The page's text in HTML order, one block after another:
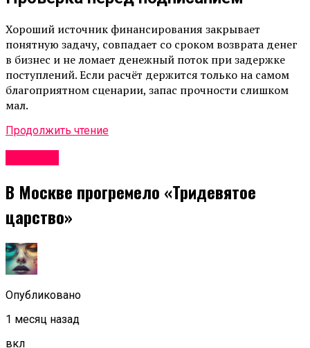
Хороший источник финансирования закрывает
понятную задачу, совпадает со сроком возврата денег
в бизнес и не ломает денежный поток при задержке
поступлений. Если расчёт держится только на самом
благоприятном сценарии, запас прочности слишком
мал.
Продолжить чтение
В Москве прогремело «Тридевятое
царство»
Опубликовано
1 месяц назад
вкл